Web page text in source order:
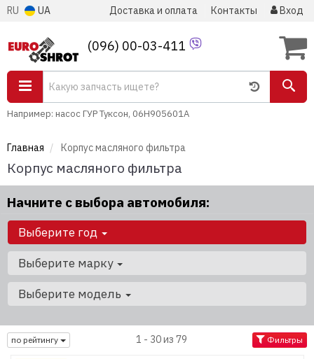
RU UA Доставка и оплата Контакты Вход
(096) 00-03-411
Например: насос ГУР Туксон, 06H905601A
Главная Корпус масляного фильтра
Корпус масляного фильтра
Начните с выбора автомобиля:
Выберите год
Выберите марку
Выберите модель
по рейтингу 1 - 30 из 79 Фильтры